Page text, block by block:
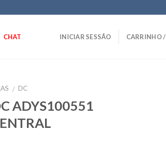
CHAT INICIAR SESSÃO CARRINHO /
/ DC
ADYS100551